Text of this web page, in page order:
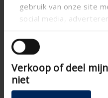
gebruik van onze site
social media,
andere informatie die u
die ze hebben
van hun services.
Verkoop of deel
niet
Technische